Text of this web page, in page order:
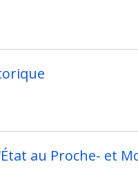
au Proche- et